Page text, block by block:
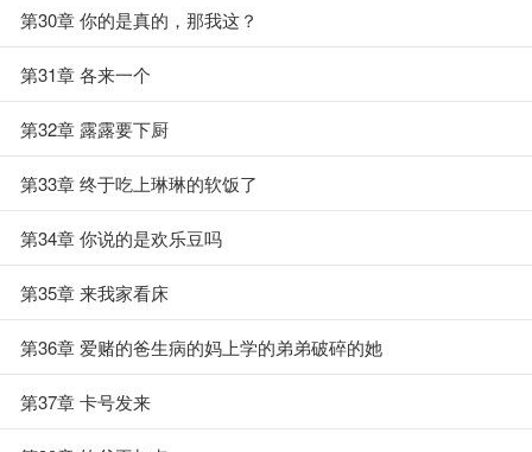
第30章 你的是真的，那我这？
第31章 各来一个
第32章 露露要下厨
第33章 终于吃上琳琳的软饭了
第34章 你说的是欢乐豆吗
第35章 来我家看床
第36章 爱赌的爸生病的妈上学的弟弟破碎的她
第37章 卡号发来